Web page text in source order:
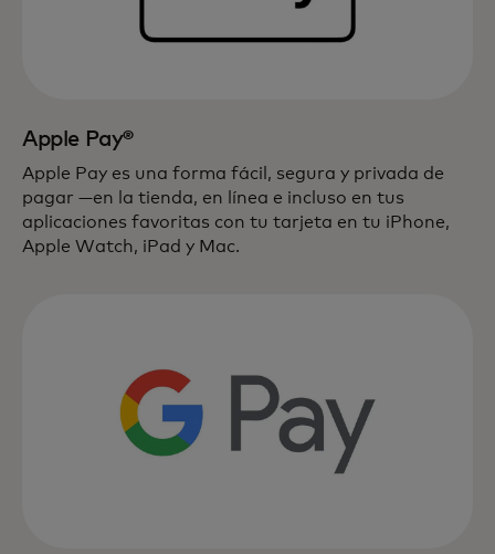
Apple Pay®
Apple Pay es una forma fácil, segura y privada de
pagar —en la tienda, en línea e incluso en tus
aplicaciones favoritas con tu tarjeta en tu iPhone,
Apple Watch, iPad y Mac.